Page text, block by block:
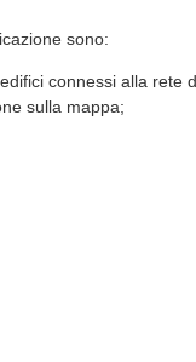
sono:
connessi alla rete di
sulla mappa;